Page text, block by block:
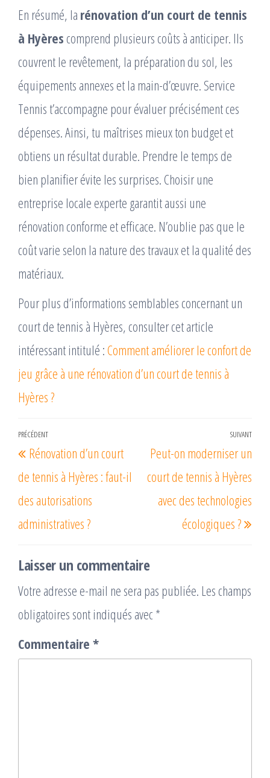
En résumé, la rénovation d’un court de tennis
à Hyères comprend plusieurs coûts à anticiper. Ils
couvrent le revêtement, la préparation du sol, les
équipements annexes et la main-d’œuvre. Service
Tennis t’accompagne pour évaluer précisément ces
dépenses. Ainsi, tu maîtrises mieux ton budget et
obtiens un résultat durable. Prendre le temps de
bien planifier évite les surprises. Choisir une
entreprise locale experte garantit aussi une
rénovation conforme et efficace. N’oublie pas que le
coût varie selon la nature des travaux et la qualité des
matériaux.
Pour plus d’informations semblables concernant un
court de tennis à Hyères, consulter cet article
intéressant intitulé :Comment améliorer le confort de
jeu grâce à une rénovation d’un court de tennis à
Hyères ?
Navigation
de
l’article
Article
précédent
PRÉCÉDENT
Rénovation d’un court
de tennis à Hyères : faut-il
des autorisations
administratives ?
SUIVANT
Peut-on moderniser un
court de tennis à Hyères
avec des technologies
écologiques ?
Laisser un commentaire
Votre adresse e-mail ne sera pas publiée. Les champs
obligatoires sont indiqués avec *
Commentaire *